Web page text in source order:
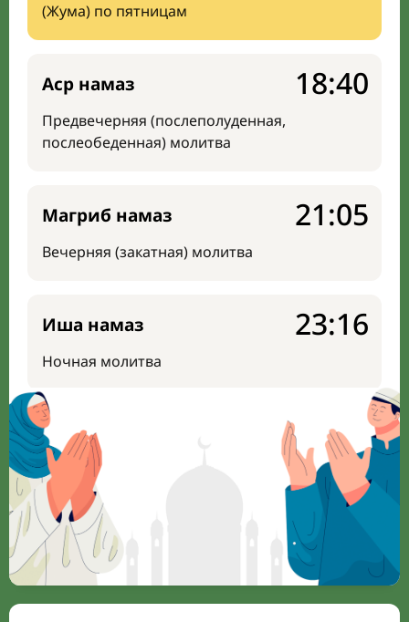
(Жума) по пятницам
Аср намаз
Предвечерняя (послеполуденная,
послеобеденная) молитва
18:40
Магриб намаз
Вечерняя (закатная) молитва
21:05
Иша намаз
Ночная молитва
23:16